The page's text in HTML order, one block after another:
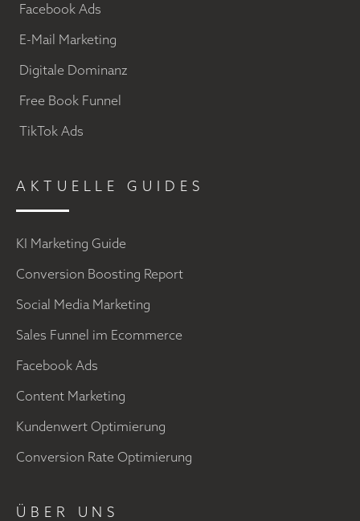
Facebook Ads
E-Mail Marketing
Digitale Dominanz
Free Book Funnel
TikTok Ads
AKTUELLE GUIDES
KI Marketing Guide
Conversion Boosting Report
Social Media Marketing
Sales Funnel im Ecommerce
Facebook Ads
Content Marketing
Kundenwert Optimierung
Conversion Rate Optimierung
ÜBER UNS